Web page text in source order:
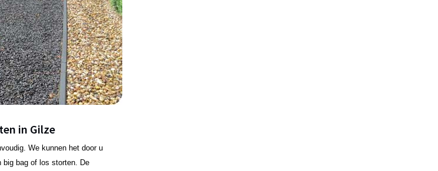
in Gilze
We kunnen het door u
big bag of los storten. De